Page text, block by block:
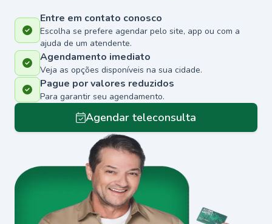
Entre em contato conosco
Escolha se prefere agendar pelo site, app ou com a
ajuda de um atendente.
Agendamento imediato
Veja as opções disponíveis na sua cidade.
Pague por valores reduzidos
Para garantir seu agendamento.
Agendar teleconsulta